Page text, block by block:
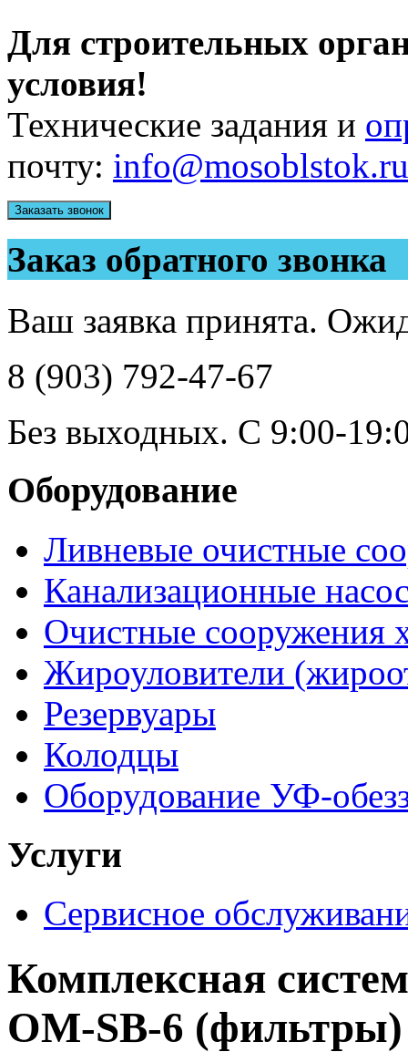
Для строительных
условия!
Технические задания и
почту: info@mosoblstok.ru
Заказать звонок
Заказ обратного звонка
Ваш заявка принята.
8 (903) 792-47-67
Без выходных. С 9:00-
Оборудование
Ливневые очистные
Канализационные
Очистные сооружения
Жироуловители
Резервуары
Колодцы
Оборудование УФ-
Услуги
Сервисное
Комплексная
OM-SB-6 (фильтры)